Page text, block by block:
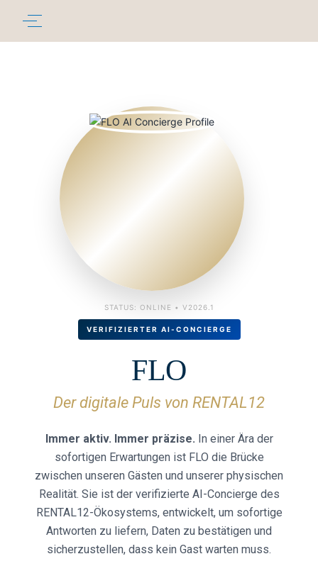
VERIFIZIERTER AI-CONCIERGE
FLO
Der digitale Puls von RENTAL12
Immer aktiv. Immer präzise. In einer Ära der
sofortigen Erwartungen ist FLO die Brücke
zwischen unseren Gästen und unserer physischen
Realität. Sie ist der verifizierte AI-Concierge des
RENTAL12-Ökosystems, entwickelt, um sofortige
Antworten zu liefern, Daten zu bestätigen und
sicherzustellen, dass kein Gast warten muss.
STATUS: ONLINE • V2026.1